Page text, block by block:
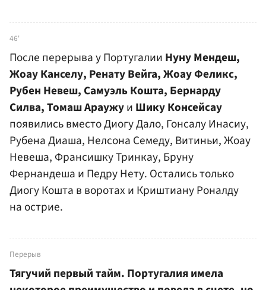
46'
После перерыва у Португалии Нуну Мендеш,
Жоау Канселу, Ренату Вейга, Жоау Феликс,
Рубен Невеш, Самуэль Кошта, Бернарду
Силва, Томаш Араужуи Шику Консейсау
появились вместо Диогу Дало, Гонсалу Инасиу,
Рубена Диаша, Нелсона Семеду, Витиньи, Жоау
Невеша, Франсишку Тринкау, Бруну
Фернандеша и Педру Нету. Остались только
Диогу Кошта в воротах и Криштиану Роналду
на острие.
Перерыв
Тягучий первый тайм. Португалия имела